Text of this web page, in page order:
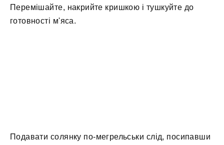
Перемішайте, накрийте кришкою і тушкуйте до
готовності м'яса.
Подавати солянку по-мегрельськи слід, посипавши